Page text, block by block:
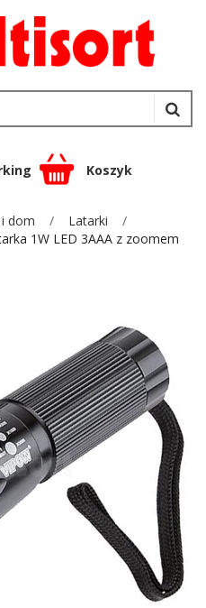
Koszyk
dom
Latarki
1W LED 3AAA z zoomem